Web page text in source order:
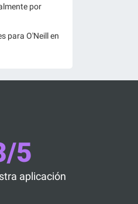
por
para O'Neill en
5
aplicación